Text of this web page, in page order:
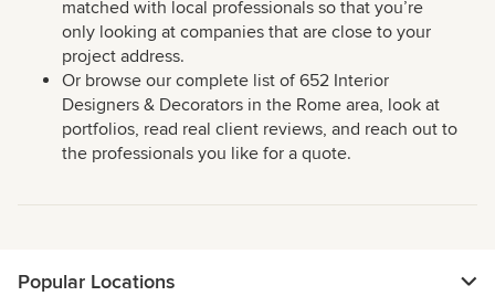
matched with local professionals so that you’re
only looking at companies that are close to your
project address.
Or browse our complete list of 652 Interior
Designers & Decorators in the Rome area, look at
portfolios, read real client reviews, and reach out to
the professionals you like for a quote.
Popular Locations